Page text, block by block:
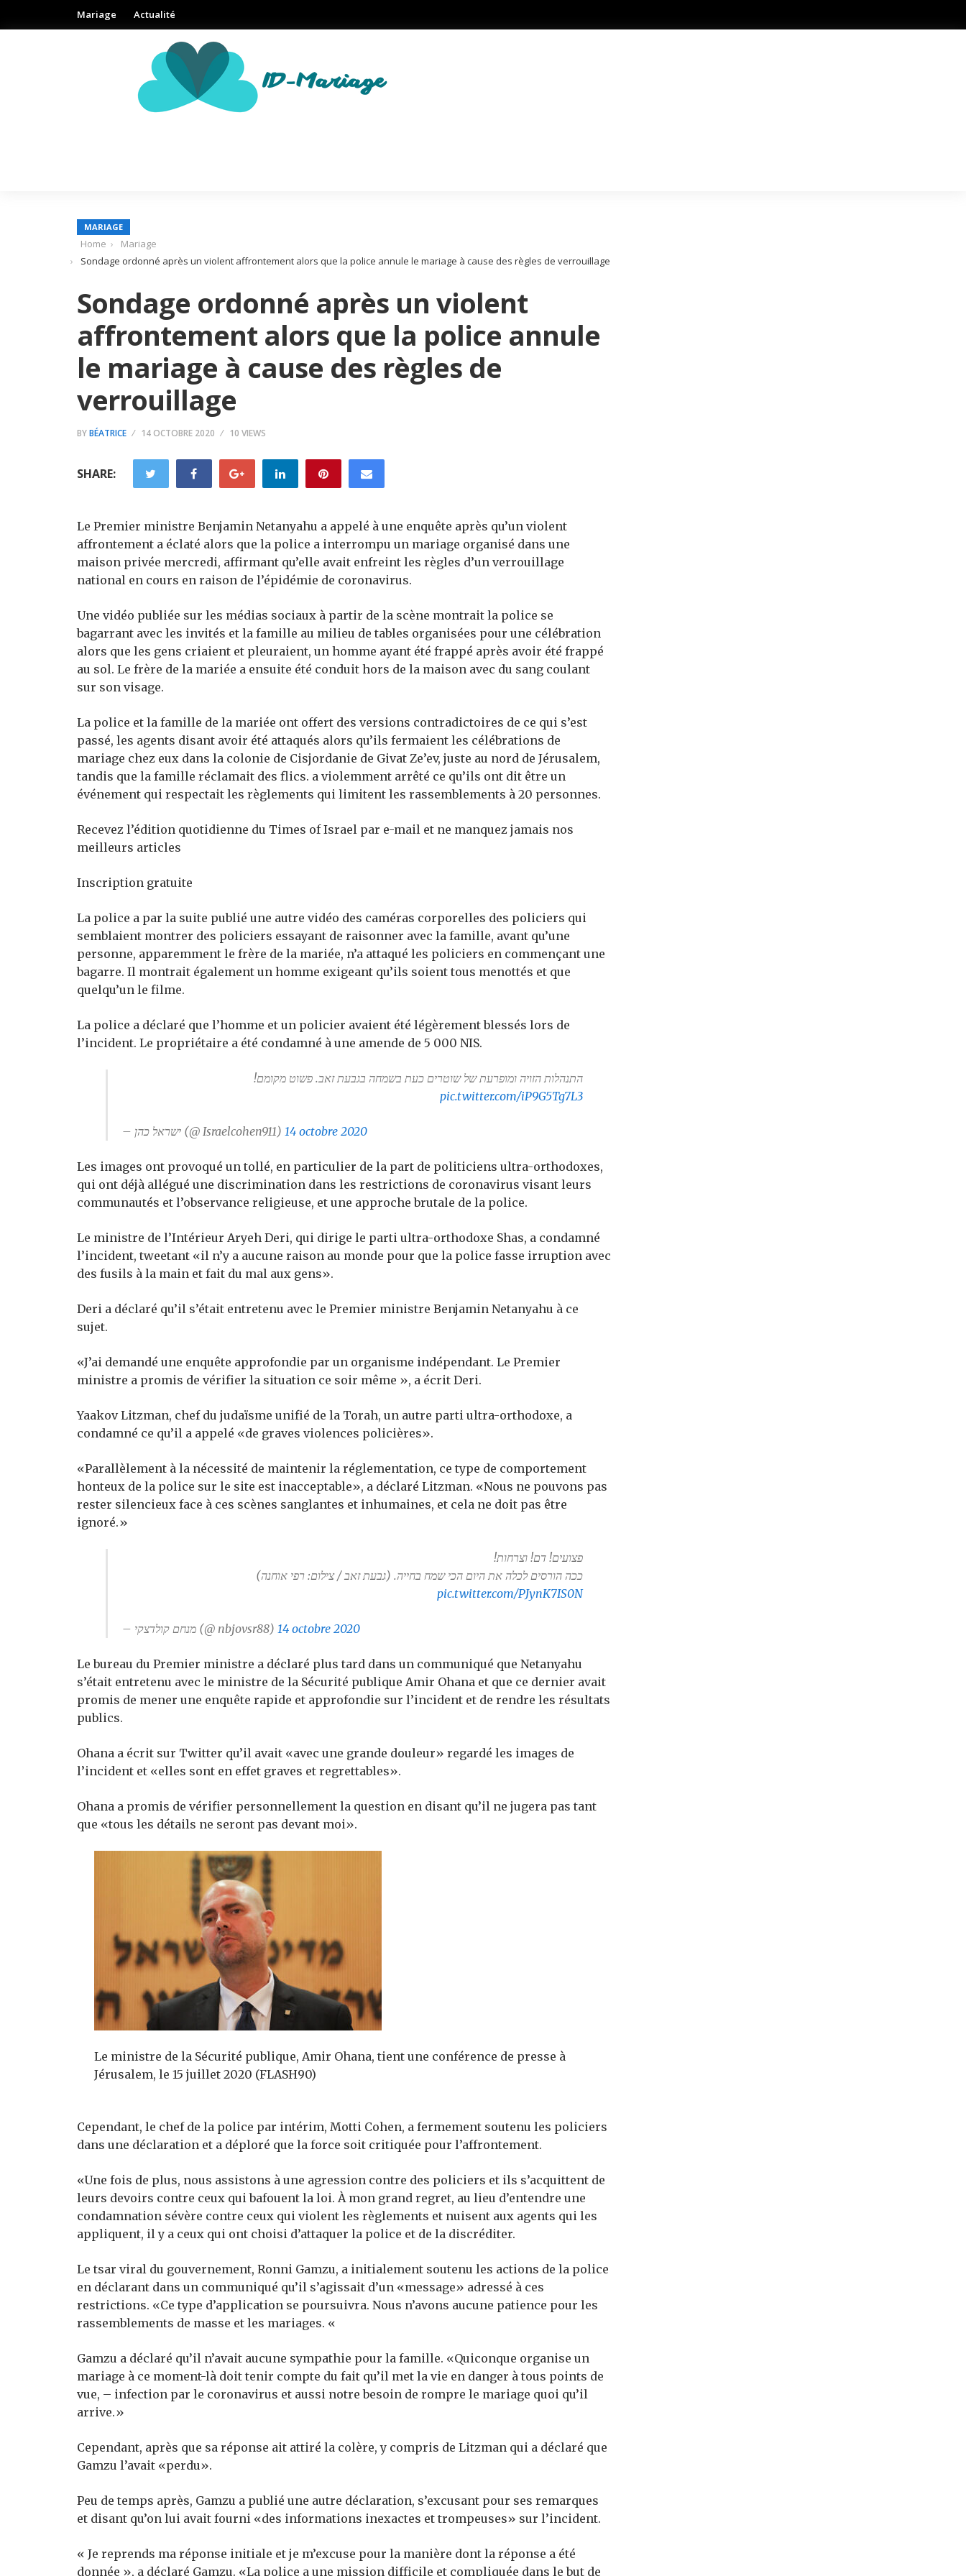
Mariage Actualité
MARIAGE
Home
Mariage
Sondage ordonné après un violent affrontement alors que la police annule le mariage à cause des règles de verrouillage
Sondage ordonné après un violent
affrontement alors que la police annule
le mariage à cause des règles de
verrouillage
BYBÉATRICE 14 OCTOBRE 2020 10 VIEWS
SHARE:
Le Premier ministre Benjamin Netanyahu a appelé à une enquête après qu’un violent
affrontement a éclaté alors que la police a interrompu un mariage organisé dans une
maison privée mercredi, affirmant qu’elle avait enfreint les règles d’un verrouillage
national en cours en raison de l’épidémie de coronavirus.
Une vidéo publiée sur les médias sociaux à partir de la scène montrait la police se
bagarrant avec les invités et la famille au milieu de tables organisées pour une célébration
alors que les gens criaient et pleuraient, un homme ayant été frappé après avoir été frappé
au sol. Le frère de la mariée a ensuite été conduit hors de la maison avec du sang coulant
sur son visage.
La police et la famille de la mariée ont offert des versions contradictoires de ce qui s’est
passé, les agents disant avoir été attaqués alors qu’ils fermaient les célébrations de
mariage chez eux dans la colonie de Cisjordanie de Givat Ze’ev, juste au nord de Jérusalem,
tandis que la famille réclamait des flics. a violemment arrêté ce qu’ils ont dit être un
événement qui respectait les règlements qui limitent les rassemblements à 20 personnes.
Recevez l’édition quotidienne du Times of Israel par e-mail et ne manquez jamais nos
meilleurs articles
Inscription gratuite
La police a par la suite publié une autre vidéo des caméras corporelles des policiers qui
semblaient montrer des policiers essayant de raisonner avec la famille, avant qu’une
personne, apparemment le frère de la mariée, n’a attaqué les policiers en commençant une
bagarre. Il montrait également un homme exigeant qu’ils soient tous menottés et que
quelqu’un le filme.
La police a déclaré que l’homme et un policier avaient été légèrement blessés lors de
l’incident. Le propriétaire a été condamné à une amende de 5 000 NIS.
התנהלות הזויה ומופרעת של שוטרים כעת בשמחה בגבעת זאב. פשוט מקומם!
pic.twitter.com/iP9G5Tg7L3
– ישראל כהן (@ Israelcohen911) 14 octobre 2020
Les images ont provoqué un tollé, en particulier de la part de politiciens ultra-orthodoxes,
qui ont déjà allégué une discrimination dans les restrictions de coronavirus visant leurs
communautés et l’observance religieuse, et une approche brutale de la police.
Le ministre de l’Intérieur Aryeh Deri, qui dirige le parti ultra-orthodoxe Shas, a condamné
l’incident, tweetant «il n’y a aucune raison au monde pour que la police fasse irruption avec
des fusils à la main et fait du mal aux gens».
Deri a déclaré qu’il s’était entretenu avec le Premier ministre Benjamin Netanyahu à ce
sujet.
«J’ai demandé une enquête approfondie par un organisme indépendant. Le Premier
ministre a promis de vérifier la situation ce soir même », a écrit Deri.
Yaakov Litzman, chef du judaïsme unifié de la Torah, un autre parti ultra-orthodoxe, a
condamné ce qu’il a appelé «de graves violences policières».
«Parallèlement à la nécessité de maintenir la réglementation, ce type de comportement
honteux de la police sur le site est inacceptable», a déclaré Litzman. «Nous ne pouvons pas
rester silencieux face à ces scènes sanglantes et inhumaines, et cela ne doit pas être
ignoré.»
פצועים! דם! וצרחות!
ככה הורסים לכלה את היום הכי שמח בחייה. (גבעת זאב / צילום: רפי אוחנה)
pic.twitter.com/PJynK7IS0N
– מנחם קולדצקי (@ nbjovsr88) 14 octobre 2020
Le bureau du Premier ministre a déclaré plus tard dans un communiqué que Netanyahu
s’était entretenu avec le ministre de la Sécurité publique Amir Ohana et que ce dernier avait
promis de mener une enquête rapide et approfondie sur l’incident et de rendre les résultats
publics.
Ohana a écrit sur Twitter qu’il avait «avec une grande douleur» regardé les images de
l’incident et «elles sont en effet graves et regrettables».
Ohana a promis de vérifier personnellement la question en disant qu’il ne jugera pas tant
que «tous les détails ne seront pas devant moi».
Le ministre de la Sécurité publique, Amir Ohana, tient une conférence de presse à
Jérusalem, le 15 juillet 2020 (FLASH90)
Cependant, le chef de la police par intérim, Motti Cohen, a fermement soutenu les policiers
dans une déclaration et a déploré que la force soit critiquée pour l’affrontement.
«Une fois de plus, nous assistons à une agression contre des policiers et ils s’acquittent de
leurs devoirs contre ceux qui bafouent la loi. À mon grand regret, au lieu d’entendre une
condamnation sévère contre ceux qui violent les règlements et nuisent aux agents qui les
appliquent, il y a ceux qui ont choisi d’attaquer la police et de la discréditer.
Le tsar viral du gouvernement, Ronni Gamzu, a initialement soutenu les actions de la police
en déclarant dans un communiqué qu’il s’agissait d’un «message» adressé à ces
restrictions. «Ce type d’application se poursuivra. Nous n’avons aucune patience pour les
rassemblements de masse et les mariages. «
Gamzu a déclaré qu’il n’avait aucune sympathie pour la famille. «Quiconque organise un
mariage à ce moment-là doit tenir compte du fait qu’il met la vie en danger à tous points de
vue, – infection par le coronavirus et aussi notre besoin de rompre le mariage quoi qu’il
arrive.»
Cependant, après que sa réponse ait attiré la colère, y compris de Litzman qui a déclaré que
Gamzu l’avait «perdu».
Peu de temps après, Gamzu a publié une autre déclaration, s’excusant pour ses remarques
et disant qu’on lui avait fourni «des informations inexactes et trompeuses» sur l’incident.
« Je reprends ma réponse initiale et je m’excuse pour la manière dont la réponse a été
donnée », a déclaré Gamzu. «La police a une mission difficile et compliquée dans le but de